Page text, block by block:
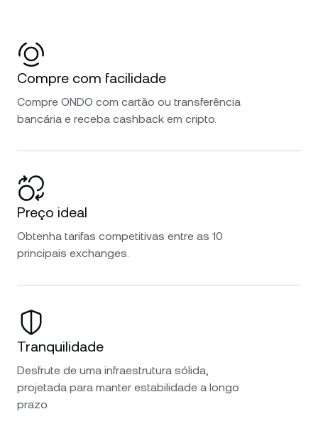
Compre com facilidade
Compre ONDO com cartão ou transferência
bancária e receba cashback em cripto.
Preço ideal
Obtenha tarifas competitivas entre as 10
principais exchanges.
Tranquilidade
Desfrute de uma infraestrutura sólida,
projetada para manter estabilidade a longo
prazo.